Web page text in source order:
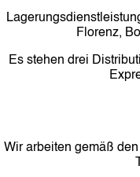
Florenz,
Es stehen drei
Wir arbeiten gemäß